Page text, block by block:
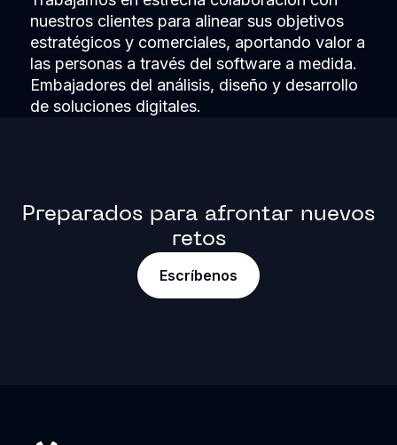
nuestros clientes para alinear sus objetivos
estratégicos y comerciales, aportando valor a
las personas a través del software a medida.
Embajadores del análisis, diseño y desarrollo
de soluciones digitales.
Preparados para afrontar nuevos
retos
Escríbenos